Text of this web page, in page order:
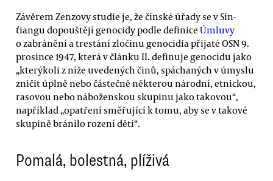
Závěrem Zenzovy studie je, že čínské úřady se v Sin-
ťiangu dopouštějí genocidy podle definice Úmluvy
o zabránění a trestání zločinu genocidia přijaté OSN 9.
prosince 1947, která v článku II. definuje genocidu jako
„kterýkoli z níže uvedených činů, spáchaných v úmyslu
zničit úplně nebo částečně některou národní, etnickou,
rasovou nebo náboženskou skupinu jako takovou“,
například „opatření směřující k tomu, aby se v takové
skupině bránilo rození dětí“.
Pomalá, bolestná, plíživá